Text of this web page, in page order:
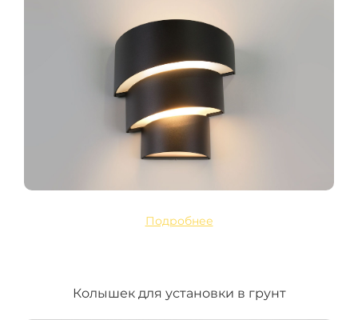
Подробнее
Колышек для установки в грунт